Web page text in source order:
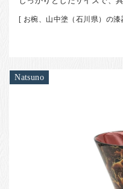
[ お椀、山中塗（石川県）の漆
Natsuno